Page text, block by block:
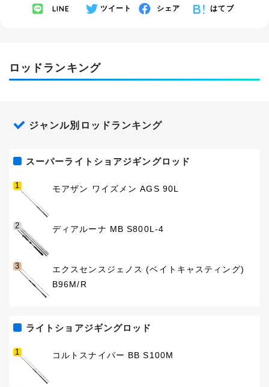
LINE ツイート シェア はてブ
ロッドランキング
ジャンル別ロッドランキング
スーパーライトショアジギングロッド
1 モアザン ワイズメン AGS 90L
2 ディアルーナ MB S800L-4
3
エクスセンスジェノス (ベイトキャスティング)
B96M/R
ライトショアジギングロッド
1 コルトスナイパー BB S100M